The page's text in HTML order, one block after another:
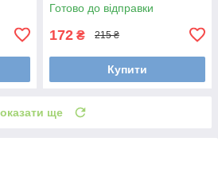
Готово до відправки
172 ₴ 215 ₴
Купити
ще